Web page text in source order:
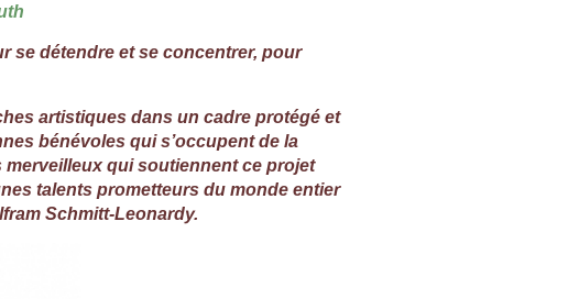
se détendre et se concentrer, pour
artistiques dans un cadre protégé et
bénévoles qui s’occupent de la
qui soutiennent ce projet
talents prometteurs du monde entier
Schmitt-Leonardy.